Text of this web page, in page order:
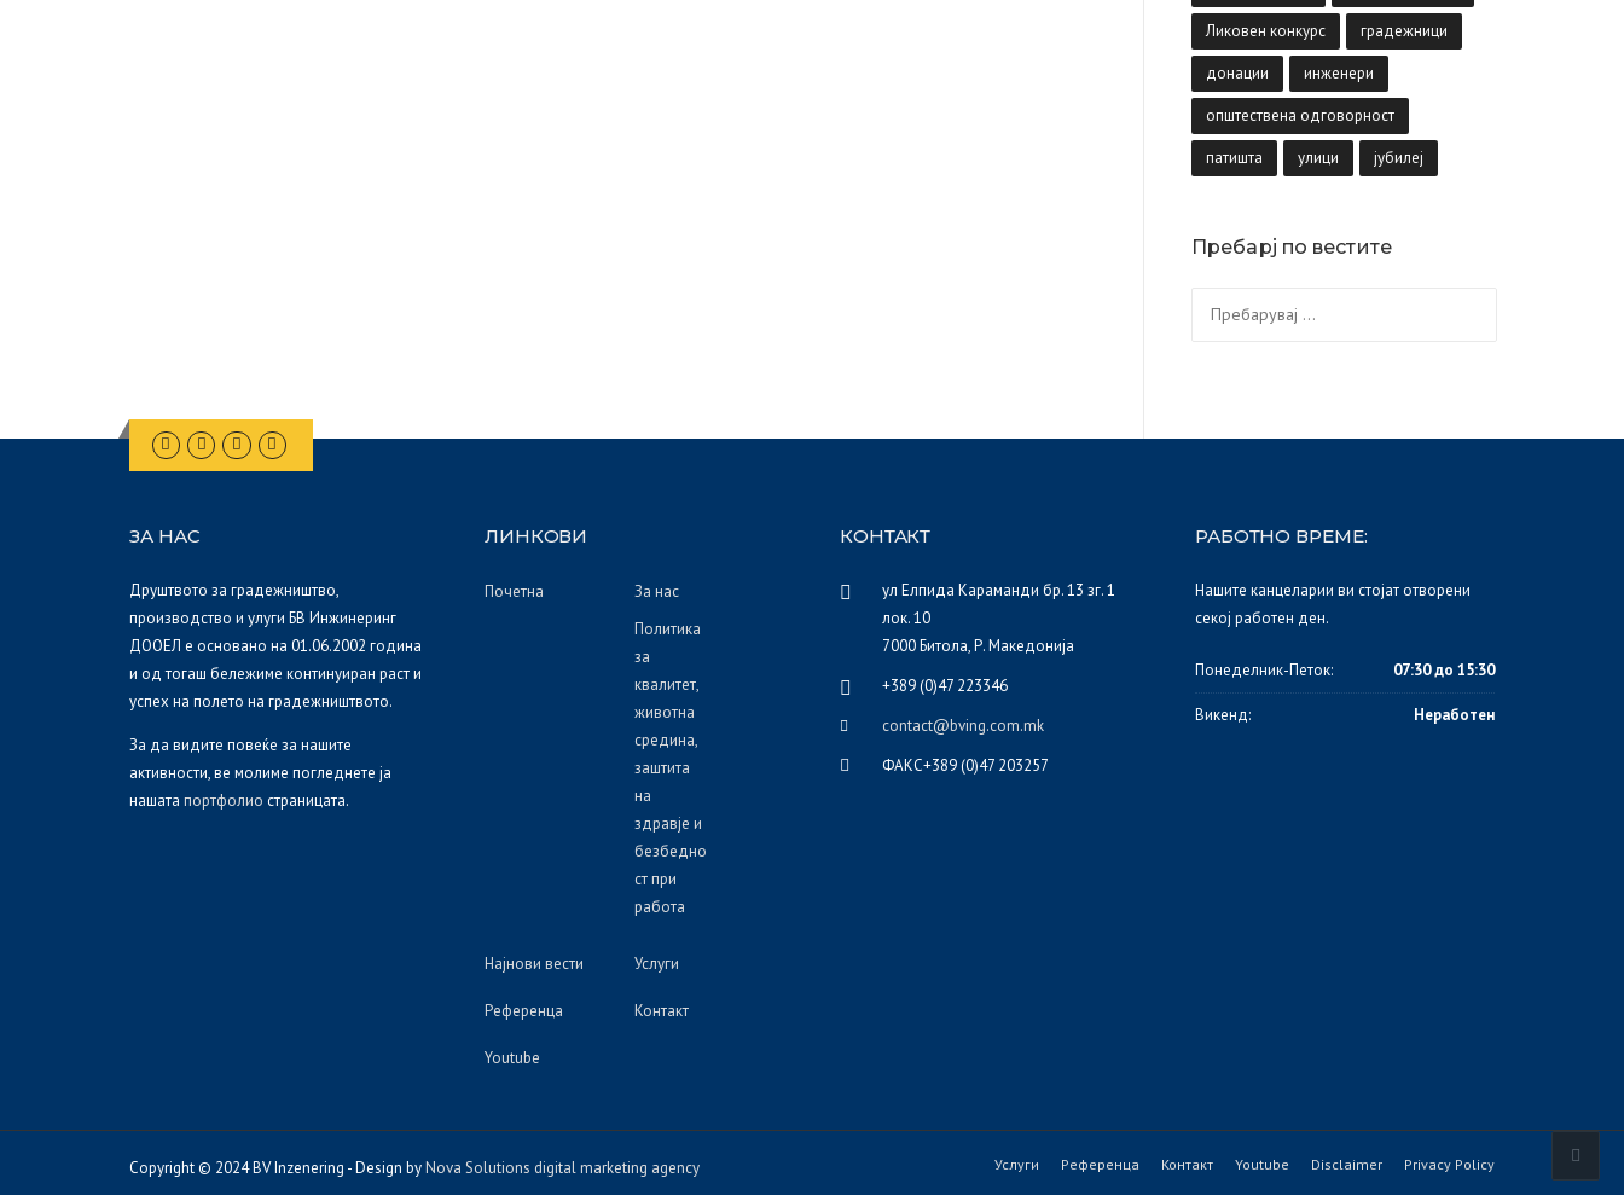
Ликовен конкурс градежници
донации инженери
општествена одговорност
патишта улици јубилеј
Пребарј по вестите
ЗА НАС
Друштвото за градежништво,
производство и улуги БВ Инжинеринг
ДООЕЛ е основано на 01.06.2002 година
и од тогаш бележиме континуиран раст и
успех на полето на градежништвото.
За да видите повеќе за нашите
активности, ве молиме погледнете ја
нашата портфолио страницата.
ЛИНКОВИ
Почетна
За нас
Политика
за
квалитет,
животна
средина,
заштита
на
здравје и
безбедно
ст при
работа
Најнови вести Услуги
Референца Контакт
Youtube
КОНТАКТ
ул Елпида Караманди бр. 13 зг. 1
лок. 10
7000 Битола, Р. Македонија
+389 (0)47 223346
contact@bving.com.mk
ФАКС+389 (0)47 203257
РАБОТНО ВРЕМЕ:
Нашите канцеларии ви стојат отворени
секој работен ден.
Понеделник-Петок: 07:30 до 15:30
Викенд: Неработен
Copyright © 2024 BV Inzenering - Design byNova Solutions digital marketing agency Услуги Референца Контакт Youtube Disclaimer Privacy Policy